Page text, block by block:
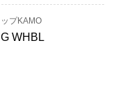
プKAMO
WHBL